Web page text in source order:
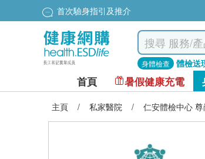
首次驗身指引及推介
身體檢查 體檢送
首頁 暑假健康充電
主頁 / 私家醫院 / 仁安體檢中心